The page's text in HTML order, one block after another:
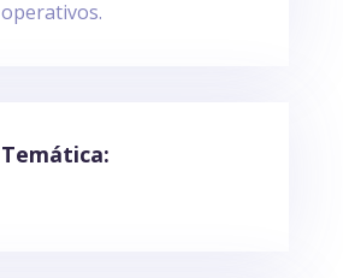
operativos.
Temática: